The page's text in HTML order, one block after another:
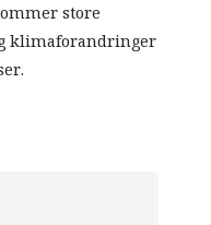
store
klimaforandringer